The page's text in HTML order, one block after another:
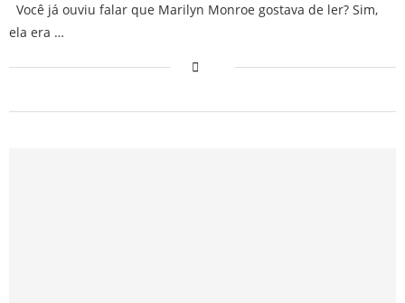
Você já ouviu falar que Marilyn Monroe gostava de ler? Sim,
ela era …